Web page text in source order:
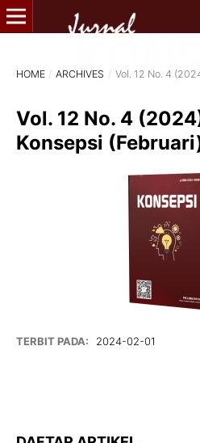
HOME / ARCHIVES / Vol. 12 No. 4
Vol. 12 No. 4
Konsepsi
TERBIT PADA: 2024-02-01